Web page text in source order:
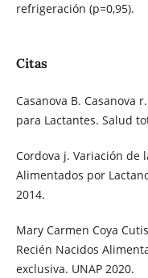
refrigeración (p=0,95).
Citas
Casanova B. Casanova
para Lactantes. Salud
Cordova j. Variación de
Alimentados por
2014.
Mary Carmen Coya
Recién Nacidos
exclusiva. UNAP 2020.